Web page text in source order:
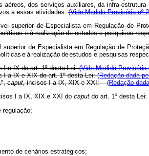
dos serviços auxiliares, da infra-
a essas atividades.(Vide Medida Provisória nº
superior de Especialista em Regulação de
e à realização de estudos e pesquisas
superior de Especialista em Regulação de
e àrealização deestudos e pesquisas
I a IX do art. 1º desta Lei:(Vide Medida Provisória
I a IX e XIX do art. 1º desta Lei:(Redação dada
caput, incisos I a IX, XIX e XXI:(Redação
I a IX, XIX e XXI do caput do art. 1º desta
regulação;
de cenários estratégicos;